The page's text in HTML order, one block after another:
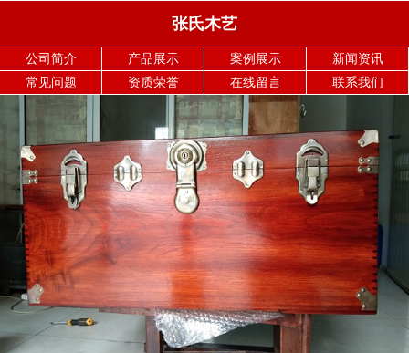
张氏木艺
公司简介 产品展示 案例展示
新闻资讯
常见问题
资质荣誉 在线留言 联系我们